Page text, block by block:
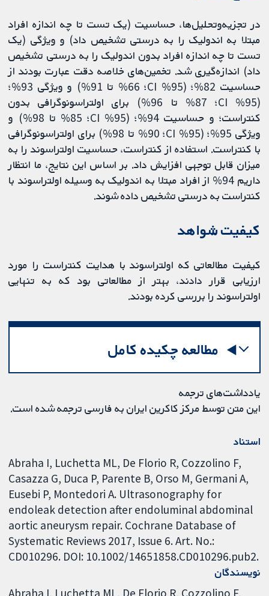
در تجزیه‌وتحلیل‌ها، حساسیت (یک تست تا چه اندازه افراد
مبتلا به اندولیک را به درستی تشخیص داد) و ویژگی (یک
تست تا چه اندازه افراد بدون اندولیک را به درستی تشخیص
داد) اندازه‌گیری شد. تخمین‌های خلاصه دقت عبارت بودند از
حساسیت 82%؛ (95% CI؛ 66% تا 91%) و ویژگی 93%؛
(95% CI؛ 87% تا 96%) برای اولتراسونوگرافی بدون
کنتراست؛ و حساسیت 94%؛ (95% CI؛ 85% تا 98%) و
ویژگی 95%؛ (95% CI؛ 90% تا 98%) برای اولتراسونوگرافی
با کنتراست. استفاده از کنتراست، حساسیت اولتراسوند را به
میزان قابل توجهی افزایش داد. بر اساس این نتایج، ما انتظار
داریم 94% از افراد مبتلا به اندولیک به وسیله اولتراسوند با
کنتراست به درستی تشخیص داده شوند.
کیفیت شواهد
کیفیت مطالعاتی که اولتراسوند با هدایت کنتراست را مورد
ارزیابی قرار دادند، بهتر از مطالعاتی بود که به تنهایی
اولتراسوند را بررسی کرده بودند.
مطالعه چکیده کامل
یادداشت‌های ترجمه
این متن توسط مرکز کاکرین ایران به فارسی ترجمه شده است.
استناد
Abraha I, Luchetta ML, De Florio R, Cozzolino F,
Casazza G, Duca P, Parente B, Orso M, Germani A,
Eusebi P, Montedori A. Ultrasonography for
endoleak detection after endoluminal abdominal
aortic aneurysm repair. Cochrane Database of
Systematic Reviews 2017, Issue 6. Art. No.:
CD010296. DOI: 10.1002/14651858.CD010296.pub2.
نویسندگان